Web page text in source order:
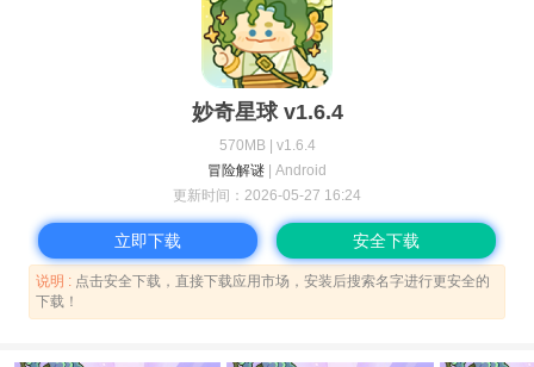
妙奇星球 v1.6.4
570MB | v1.6.4
冒险解谜 | Android
更新时间： 2026-05-27 16:24
立即下载 安全下载
说明 : 点击安全下载，直接下载应用市场，安装后搜索名字进行更安全的
下载！